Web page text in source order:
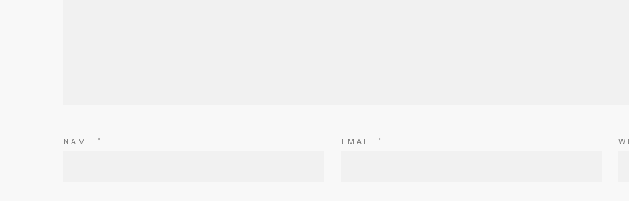
NAME * EMAIL *